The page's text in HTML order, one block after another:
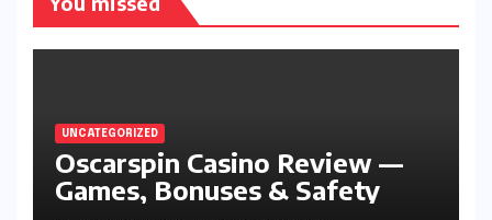
UNCATEGORIZED
Oscarspin Casino Review —
Games, Bonuses & Safety